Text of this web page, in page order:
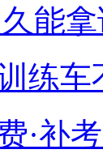
能
练车
·补